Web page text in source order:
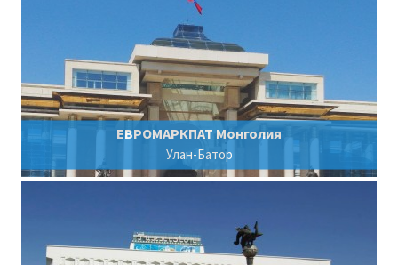
ЕВРОМАРКПАТ Монголия
Улан-Батор